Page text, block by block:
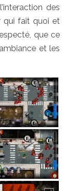
des
qui fait quoi et
que ce
et les